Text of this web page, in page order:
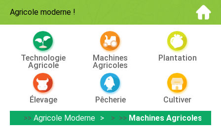
Agricole moderne !
Technologie
Agricole
Machines
Agricoles
Plantation
Élevage Pêcherie
Cultiver
>> Agricole Moderne > >> Machines Agricoles